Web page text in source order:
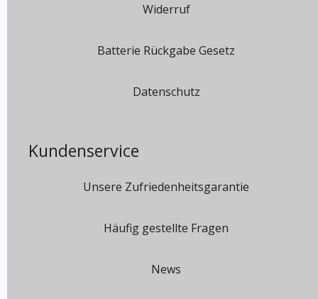
Widerruf
Batterie Rückgabe Gesetz
Datenschutz
Kundenservice
Unsere Zufriedenheitsgarantie
Häufig gestellte Fragen
News